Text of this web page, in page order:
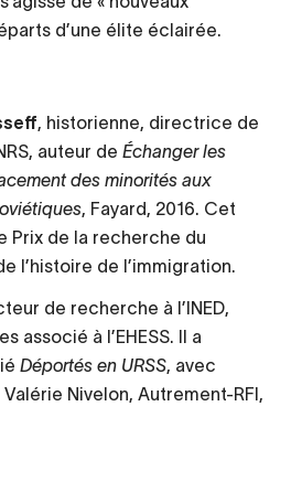
d’une élite éclairée.
, historienne, directrice de
auteur de Échanger les
des minorités aux
, Fayard, 2016. Cet
Prix de la recherche du
l’histoire de l’immigration.
de recherche à l’INED,
associé à l’EHESS. Il a
Déportés en URSS, avec
Nivelon, Autrement-RFI,